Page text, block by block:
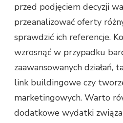
przed podjęciem decyzji
przeanalizować oferty
sprawdzić ich referencje.
wzrosnąć w przypadku
zaawansowanych działań,
link buildingowe czy
marketingowych. Warto
dodatkowe wydatki